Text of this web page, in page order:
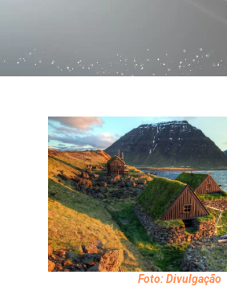
Foto: Divulgação